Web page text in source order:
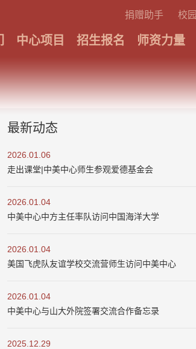
捐赠助手 校
中心项目 招生报名 师资力量
最新动态
2026.01.06
走出课堂|中美中心师生参观爱德基金会
2026.01.04
中美中心中方主任率队访问中国海洋大学
2026.01.04
美国飞虎队友谊学校交流营师生访问中美中心
2026.01.04
中美中心与山大外院签署交流合作备忘录
2025.12.29